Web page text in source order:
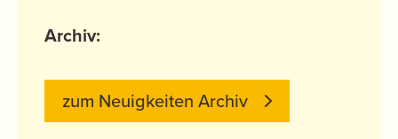
Archiv:
zum Neuigkeiten Archiv